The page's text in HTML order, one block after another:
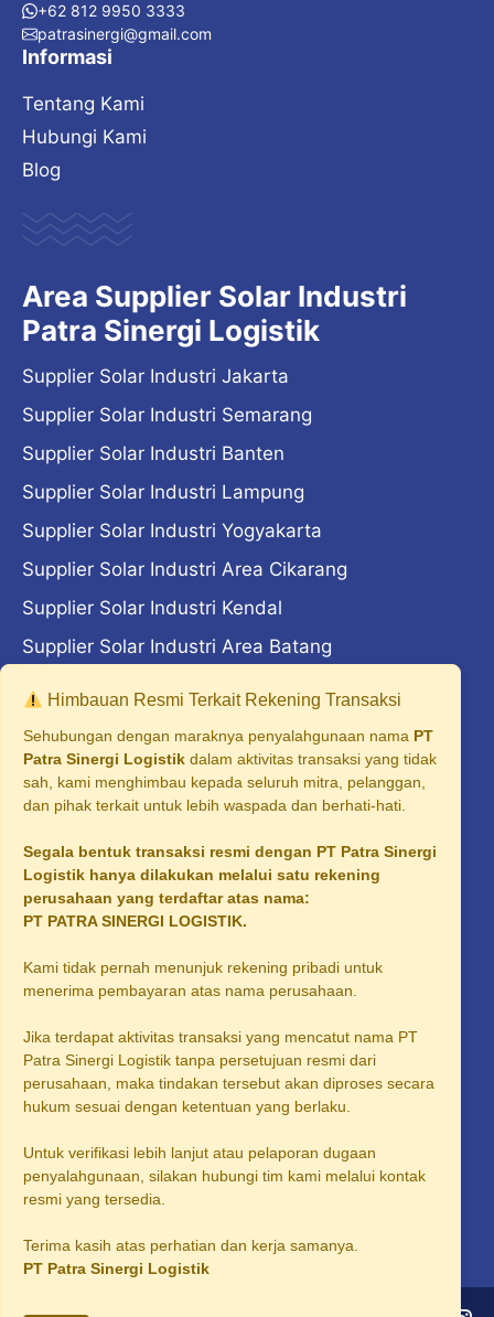
+62 812 9950 3333
patrasinergi@gmail.com
Informasi
Tentang Kami
Hubungi Kami
Blog
Area Supplier Solar Industri
Patra Sinergi Logistik
Supplier Solar Industri Jakarta
Supplier Solar Industri Semarang
Supplier Solar Industri Banten
Supplier Solar Industri Lampung
Supplier Solar Industri Yogyakarta
Supplier Solar Industri Area Cikarang
Supplier Solar Industri Kendal
Supplier Solar Industri Area Batang
Supplier Solar Industri Cilegon
Supplier Solar Industri Surabaya
Supplier Solar Industri Malang
Supplier Solar Industri Tangerang
Supplier Solar Industri Sidoarjo
Supplier Solar Industri Area Bogor
Supplier Solar Industri Area Solo
Supplier Solar Industri Area Purwakarta
Supplier Solar Industri Subang
Himbauan Resmi Terkait Rekening Transaksi
Sehubungan dengan maraknya penyalahgunaan nama PT
Patra Sinergi Logistik dalam aktivitas transaksi yang tidak
sah, kami menghimbau kepada seluruh mitra, pelanggan,
dan pihak terkait untuk lebih waspada dan berhati-hati.
Segala bentuk transaksi resmi dengan PT Patra Sinergi
Logistik hanya dilakukan melalui satu rekening
perusahaan yang terdaftar atas nama:
PT PATRA SINERGI LOGISTIK.
Kami tidak pernah menunjuk rekening pribadi untuk
menerima pembayaran atas nama perusahaan.
Jika terdapat aktivitas transaksi yang mencatut nama PT
Patra Sinergi Logistik tanpa persetujuan resmi dari
perusahaan, maka tindakan tersebut akan diproses secara
hukum sesuai dengan ketentuan yang berlaku.
Untuk verifikasi lebih lanjut atau pelaporan dugaan
penyalahgunaan, silakan hubungi tim kami melalui kontak
resmi yang tersedia.
Terima kasih atas perhatian dan kerja samanya.
PT Patra Sinergi Logistik